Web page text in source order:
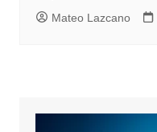
Mateo Lazcano